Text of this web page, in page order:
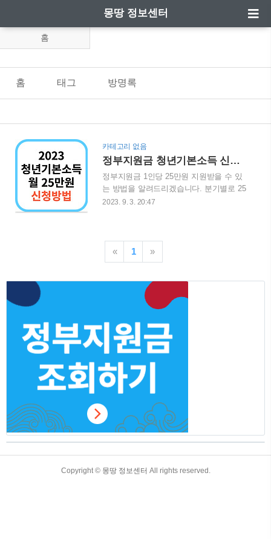
몽땅 정보센터
홈
홈 태그 방명록
카테고리 없음
정부지원금 청년기본소득 신청방법 및 지급일 정리
정부지원금 1인당 25만원 지원받을 수 있
는 방법을 알려드리겠습니다. 분기별로 25
만원씩 1년이면 얼마일까요? 자그만치
월 1일부터 ~ 10월 2일까지입니다. 약 한
달간의 기간이 있습니다. 서둘러 신청하세
인으로 신청가능하며, 경기도 일자리플랫
폼 잡아봐 홈페이지에서 신청이 가능합니
다. 경기도 일자리플랫폼 잡아봐 홈페이지
바로가기 지급대상 청년기본소득 정부지
원금의 지급대상은 다음과 같습니다. 만
24세 경기도 거주청년 / 최근 3년 이상 거
거주기간은 주민등록등본 초본 에서 확인
가능합니다. 경기도..
2023. 9. 3. 20:47
« 1 »
Copyright © 몽땅 정보센터 All rights reserved.
TistoryWhaleSkin3.4